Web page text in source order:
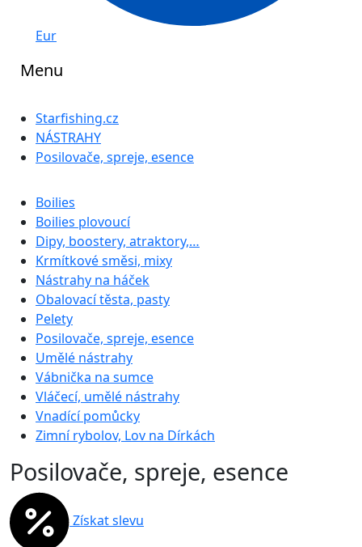
Eur
Menu
Starfishing.cz
NÁSTRAHY
Posilovače, spreje, esence
Boilies
Boilies plovoucí
Dipy, boostery, atraktory,…
Krmítkové směsi, mixy
Nástrahy na háček
Obalovací těsta, pasty
Pelety
Posilovače, spreje, esence
Umělé nástrahy
Vábnička na sumce
Vláčecí, umělé nástrahy
Vnadící pomůcky
Zimní rybolov, Lov na Dírkách
Posilovače, spreje, esence
Získat slevu